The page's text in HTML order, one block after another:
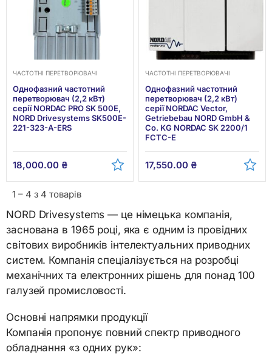
ЧАСТОТНІ ПЕРЕТВОРЮВАЧІ
Однофазний частотний
перетворювач (2,2 кВт)
серії NORDAC PRO SK 500E,
NORD Drivesystems SK500E-
221-323-A-ERS
18,000.00 ₴
ЧАСТОТНІ ПЕРЕТВОРЮВАЧІ
Однофазний частотний
перетворювач (2,2 кВт)
серії NORDAC Vector,
Getriebebau NORD GmbH &
Co. KG NORDAC SK 2200/1
FCTC-E
17,550.00 ₴
1 – 4 з 4 товарів
NORD Drivesystems — це німецька компанія,
заснована в 1965 році, яка є одним із провідних
світових виробників інтелектуальних приводних
систем. Компанія спеціалізується на розробці
механічних та електронних рішень для понад 100
галузей промисловості.
Основні напрямки продукції
Компанія пропонує повний спектр приводного
обладнання «з одних рук»: